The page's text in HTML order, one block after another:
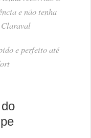
e não tenha
Claraval
e perfeito até